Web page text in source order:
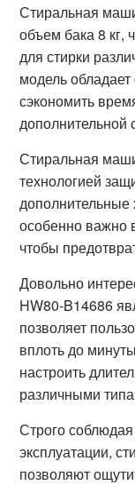
Стиральная
объем бака 8 кг,
для стирки
модель
сэкономить
дополнительной
Стиральная
технологией
дополнительные
особенно важно
чтобы
Довольно
HW80-B14686
позволяет
вплоть до
настроить
различными
Строго
эксплуатации,
позволяют